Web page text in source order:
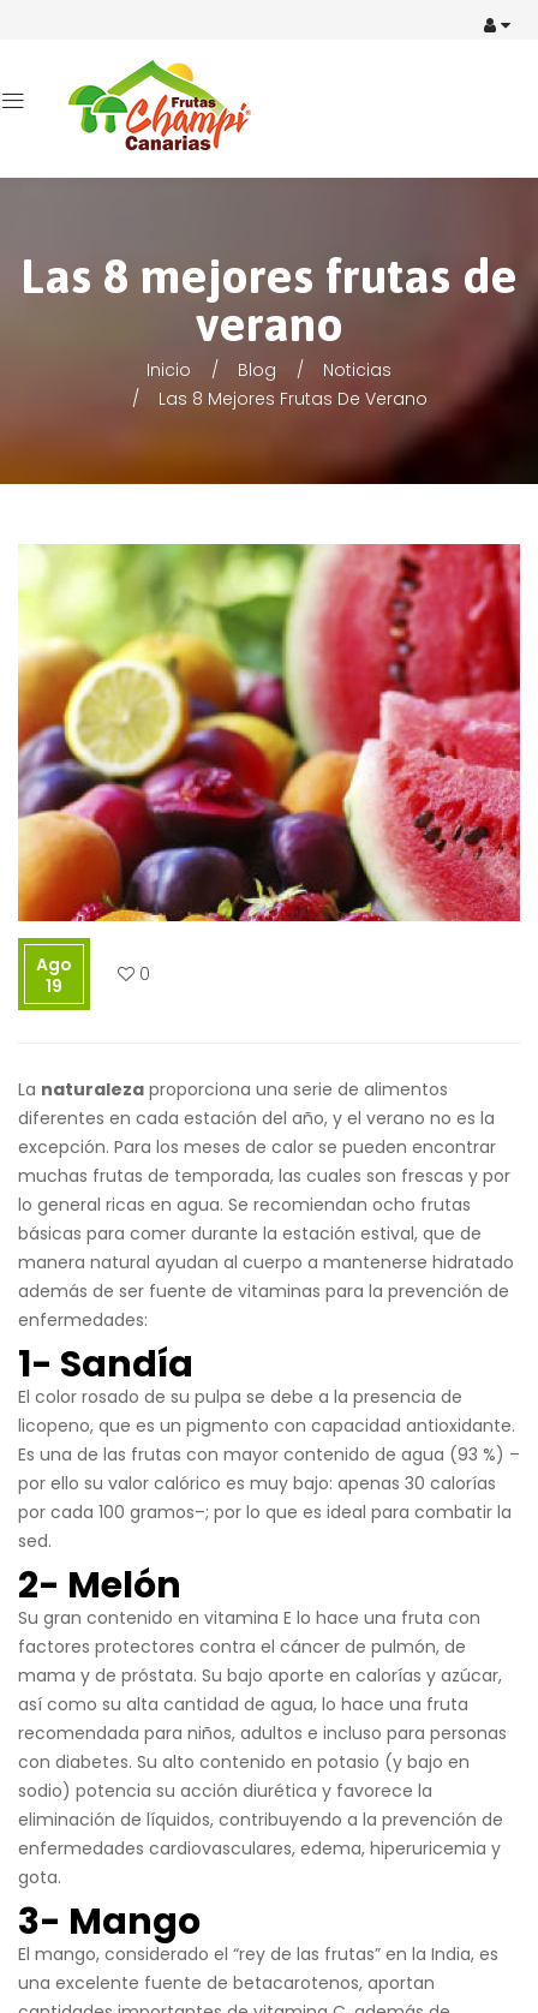
Las 8 mejores frutas de
verano
Inicio Blog
Noticias
Las 8 Mejores Frutas De Verano
Ago
19
0
La naturaleza proporciona una serie de alimentos
diferentes en cada estación del año, y el verano no es la
excepción. Para los meses de calor se pueden encontrar
muchas frutas de temporada, las cuales son frescas y por
lo general ricas en agua. Se recomiendan ocho frutas
básicas para comer durante la estación estival, que de
manera natural ayudan al cuerpo a mantenerse hidratado
además de ser fuente de vitaminas para la prevención de
enfermedades:
1- Sandía
El color rosado de su pulpa se debe a la presencia de
licopeno, que es un pigmento con capacidad antioxidante.
Es una de las frutas con mayor contenido de agua (93 %) –
por ello su valor calórico es muy bajo: apenas 30 calorías
por cada 100 gramos–; por lo que es ideal para combatir la
sed.
2- Melón
Su gran contenido en vitamina E lo hace una fruta con
factores protectores contra el cáncer de pulmón, de
mama y de próstata. Su bajo aporte en calorías y azúcar,
así como su alta cantidad de agua, lo hace una fruta
recomendada para niños, adultos e incluso para personas
con diabetes. Su alto contenido en potasio (y bajo en
sodio) potencia su acción diurética y favorece la
eliminación de líquidos, contribuyendo a la prevención de
enfermedades cardiovasculares, edema, hiperuricemia y
gota.
3- Mango
El mango, considerado el “rey de las frutas” en la India, es
una excelente fuente de betacarotenos, aportan